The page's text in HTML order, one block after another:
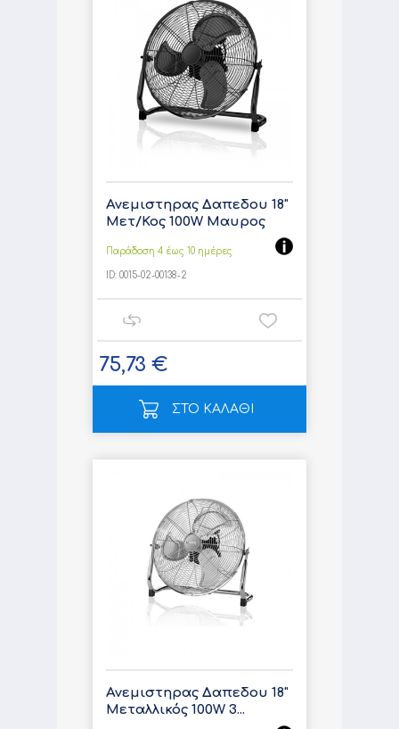
Ανεμιστηρας Δαπεδου 18"
Μετ/Κος 100W Μαυρος
Παράδοση 4 έως 10 ημέρες
ID: 0015-02-00138-2
75,73 €
ΣΤΟ ΚΑΛΑΘΙ
Ανεμιστηρας Δαπεδου 18"
Μεταλλικός 100W 3...